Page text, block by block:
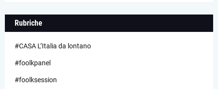
Rubriche
#CASA L’Italia da lontano
#foolkpanel
#foolksession